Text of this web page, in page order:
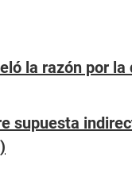
la razón por
supuesta